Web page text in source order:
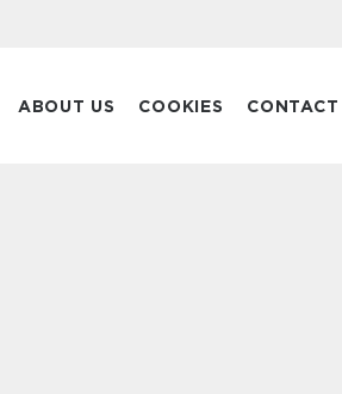
ABOUT US COOKIES CONTACT